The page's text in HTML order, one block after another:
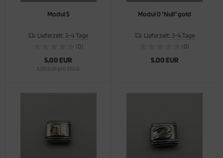
Modul $
Lieferzeit: 3-4 Tage
(0)
5,00 EUR
5,00 EUR pro Stück
Modul 0 "Null" gold
Lieferzeit: 3-4 Tage
(0)
5,00 EUR